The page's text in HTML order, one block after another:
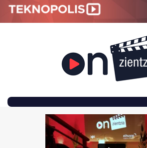
CONTENT